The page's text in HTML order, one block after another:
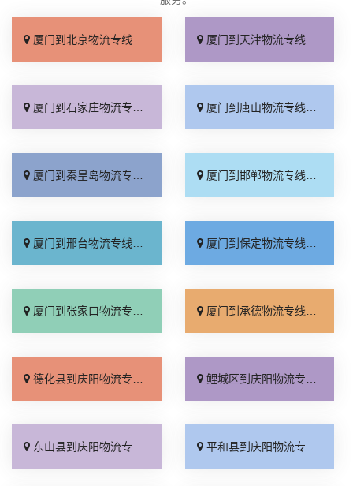
厦门到北京物流专线_上门取件「不随意加价」 厦门到天津物流专线_专线快运「直通专线」
厦门到石家庄物流专线_多久能到「诚信为先」 厦门到唐山物流专线_上门提货「准时准点」
厦门到秦皇岛物流专线_高速快运「整车配货」 厦门到邯郸物流专线_全境到达「无需中转」
厦门到邢台物流专线_需要几天「要多少钱」 厦门到保定物流专线_多少一吨「定点发车」
厦门到张家口物流专线_专线快运「运价查询」 厦门到承德物流专线_专线快运「零担配货」
德化县到庆阳物流专线_上门提货「实时跟踪 」 鲤城区到庆阳物流专线_服务周到「损坏理赔」
东山县到庆阳物流专线_专业调车「运保时效」 平和县到庆阳物流专线_诚信为先「运价实惠」